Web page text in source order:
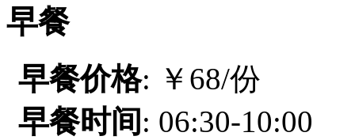
早餐
早餐价格: ￥68/份
早餐时间 : 06:30-10:00